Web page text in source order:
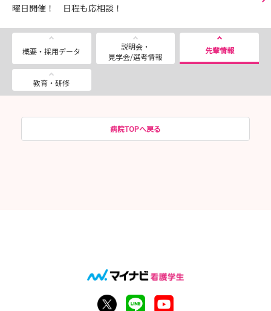
曜日開催！ 日程も応相談！
概要・採用データ
説明会・
見学会/選考情報
先輩情報
教育・研修
病院TOPへ戻る